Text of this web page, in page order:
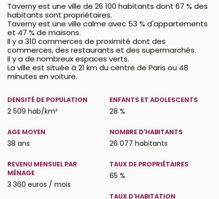
Taverny est une ville de 26 100 habitants dont 67 % des
habitants sont propriétaires.
Taverny est une ville calme avec 53 % d'appartements
et 47 % de maisons.
Il y a 310 commerces de proximité dont des
commerces, des restaurants et des supermarchés.
Il y a de nombreux espaces verts.
La ville est située à 21 km du centre de Paris ou 48
minutes en voiture.
DENSITÉ DE POPULATION
2 509 hab/km²
ENFANTS ET ADOLESCENTS
28 %
AGE MOYEN
38 ans
NOMBRE D'HABITANTS
26 077 habitants
REVENU MENSUEL PAR
MÉNAGE
3 360 euros / mois
TAUX DE PROPRIÉTAIRES
65 %
TAUX D'HABITATION